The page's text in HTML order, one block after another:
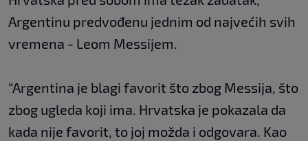
Argentinu predvođenu jednim od najvećih svih
vremena - Leom Messijem.
“Argentina je blagi favorit što zbog Messija, što
zbog ugleda koji ima. Hrvatska je pokazala da
kada nije favorit, to joj možda i odgovara. Kao